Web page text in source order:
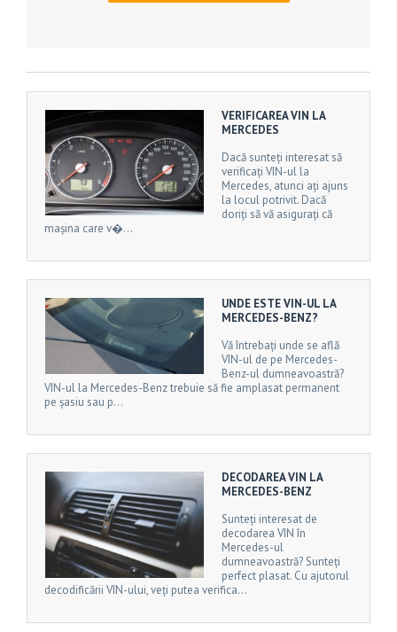
VERIFICAREA VIN LA
MERCEDES
Dacă sunteți interesat să
verificați VIN-ul la
Mercedes, atunci ați ajuns
la locul potrivit. Dacă
doriți să vă asigurați că
mașina care v�...
UNDE ESTE VIN-UL LA
MERCEDES-BENZ?
Vă întrebați unde se află
VIN-ul de pe Mercedes-
Benz-ul dumneavoastră?
VIN-ul la Mercedes-Benz trebuie să fie amplasat permanent
pe șasiu sau p...
DECODAREA VIN LA
MERCEDES-BENZ
Sunteți interesat de
decodarea VIN în
Mercedes-ul
dumneavoastră? Sunteți
perfect plasat. Cu ajutorul
decodificării VIN-ului, veți putea verifica...